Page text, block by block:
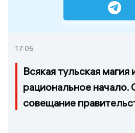
17:05
Всякая тульская магия
рациональное начало.
совещание